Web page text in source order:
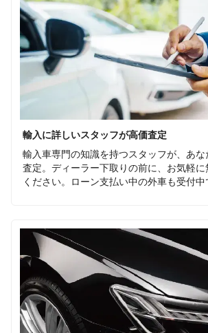
輸入に詳しいスタッフが高価査定
輸入車専門の知識を持つスタッフが、あ
査定。ディーラー下取りの前に、お気軽
ください。ローン支払い中の外車も受付中